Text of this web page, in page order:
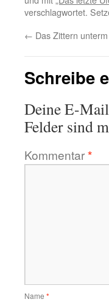
verschlagwortet.
← Das Zittern
Schreibe
Deine E-
Felder sind
Kommentar*
Name *